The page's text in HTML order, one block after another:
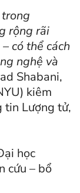
rộng rãi
có thể cách
nghệ và
Shabani,
kiêm
tin Lượng tử,
học
cứu – bổ